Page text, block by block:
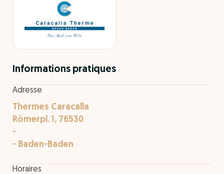
Informations pratiques
Adresse
Thermes Caracalla
Römerpl. 1, 76530
-
- Baden-Baden
Horaires